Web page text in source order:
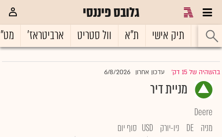
גלובס פיננסי
ראשי תיק אישי ת"א וול סטריט ארביטראז'
בהשהיה של 15 דק' |עדכון אחרון 6/8/2026
מניית דיר
Deere
מניה DE ניו-יורק USD סוף יום